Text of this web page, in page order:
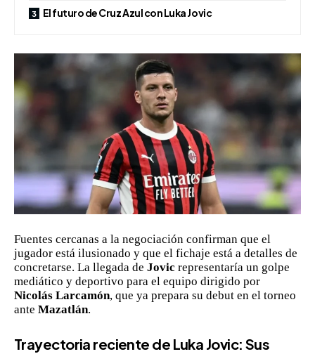
El futuro de Cruz Azul con Luka Jovic
Fuentes cercanas a la negociación confirman que el
jugador está ilusionado y que el fichaje está a detalles de
concretarse. La llegada de Jovic representaría un golpe
mediático y deportivo para el equipo dirigido por
Nicolás Larcamón, que ya prepara su debut en el torneo
ante Mazatlán.
Trayectoria reciente de Luka Jovic: Sus